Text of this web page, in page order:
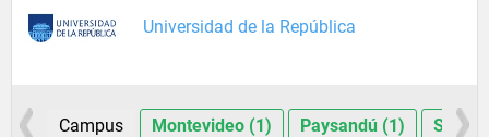
Universidad de la República
Campus Montevideo (1) Paysandú (1) Salto